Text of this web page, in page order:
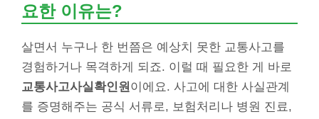
요한 이유는?
살면서 누구나 한 번쯤은 예상치 못한 교통사고를
경험하거나 목격하게 되죠. 이럴 때 필요한 게 바로
교통사고사실확인원이에요. 사고에 대한 사실관계
를 증명해주는 공식 서류로, 보험처리나 병원 진료,